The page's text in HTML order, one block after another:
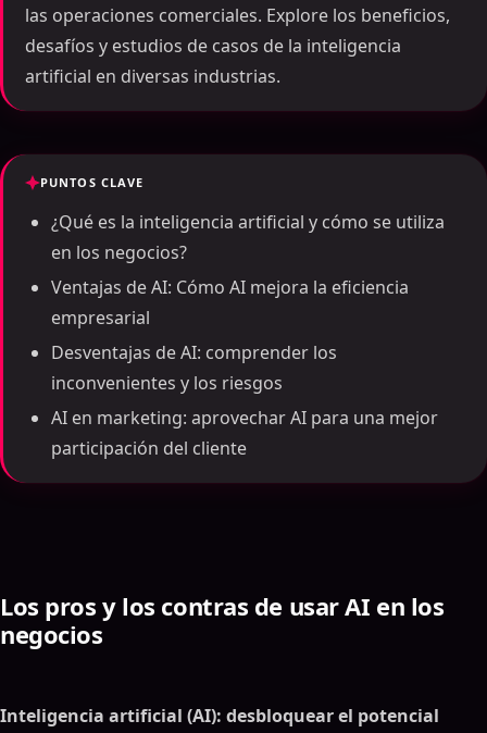
las operaciones comerciales. Explore los beneficios,
desafíos y estudios de casos de la inteligencia
artificial en diversas industrias.
PUNTOS CLAVE
¿Qué es la inteligencia artificial y cómo se utiliza
en los negocios?
Ventajas de AI: Cómo AI mejora la eficiencia
empresarial
Desventajas de AI: comprender los
inconvenientes y los riesgos
AI en marketing: aprovechar AI para una mejor
participación del cliente
Los pros y los contras de usar AI en los
negocios
Inteligencia artificial (AI): desbloquear el potencial